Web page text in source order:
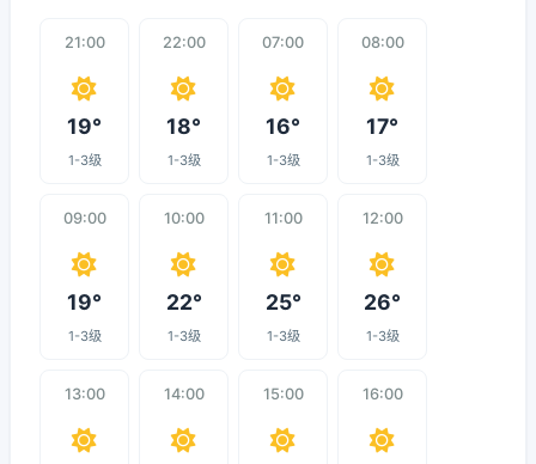
21:00
19°
1-3级
22:00
18°
1-3级
07:00
16°
1-3级
08:00
17°
1-3级
09:00
19°
1-3级
10:00
22°
1-3级
11:00
25°
1-3级
12:00
26°
1-3级
13:00 14:00 15:00 16:00